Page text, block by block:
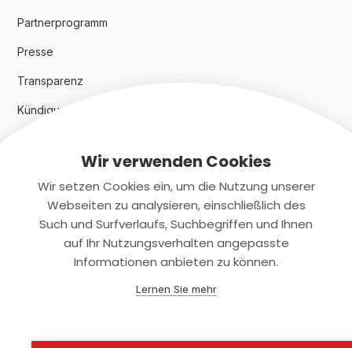
Partnerprogramm
Presse
Transparenz
Kündigungsindex 2024
Rechtliches
Datenschutz
Wir verwenden Cookies
Wir setzen Cookies ein, um die Nutzung unserer
Webseiten zu analysieren, einschließlich des
Such und Surfverlaufs, Suchbegriffen und Ihnen
auf Ihr Nutzungsverhalten angepasste
Informationen anbieten zu können.
Lernen Sie mehr